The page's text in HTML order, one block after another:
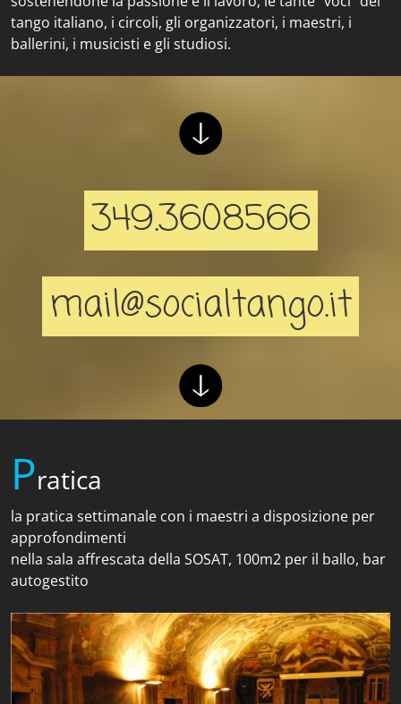
tango italiano, i circoli, gli organizzatori, i maestri, i
ballerini, i musicisti e gli studiosi.
349.3608566
mail@socialtango.it
Pratica
la pratica settimanale con i maestri a disposizione per
approfondimenti
nella sala affrescata della SOSAT, 100m2 per il ballo, bar
autogestito